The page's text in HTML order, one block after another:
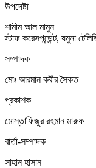
উপদেষ্টা
শামীম আল মামুন
স্টাফ করেসপন্ডেন্ট, যমুনা
সম্পাদক
মোঃ আরমান কবীর সৈকত
প্রকাশক
মোস্তাফিজুর রহমান মারুফ
বার্তা-সম্পাদক
সাহান হাসান